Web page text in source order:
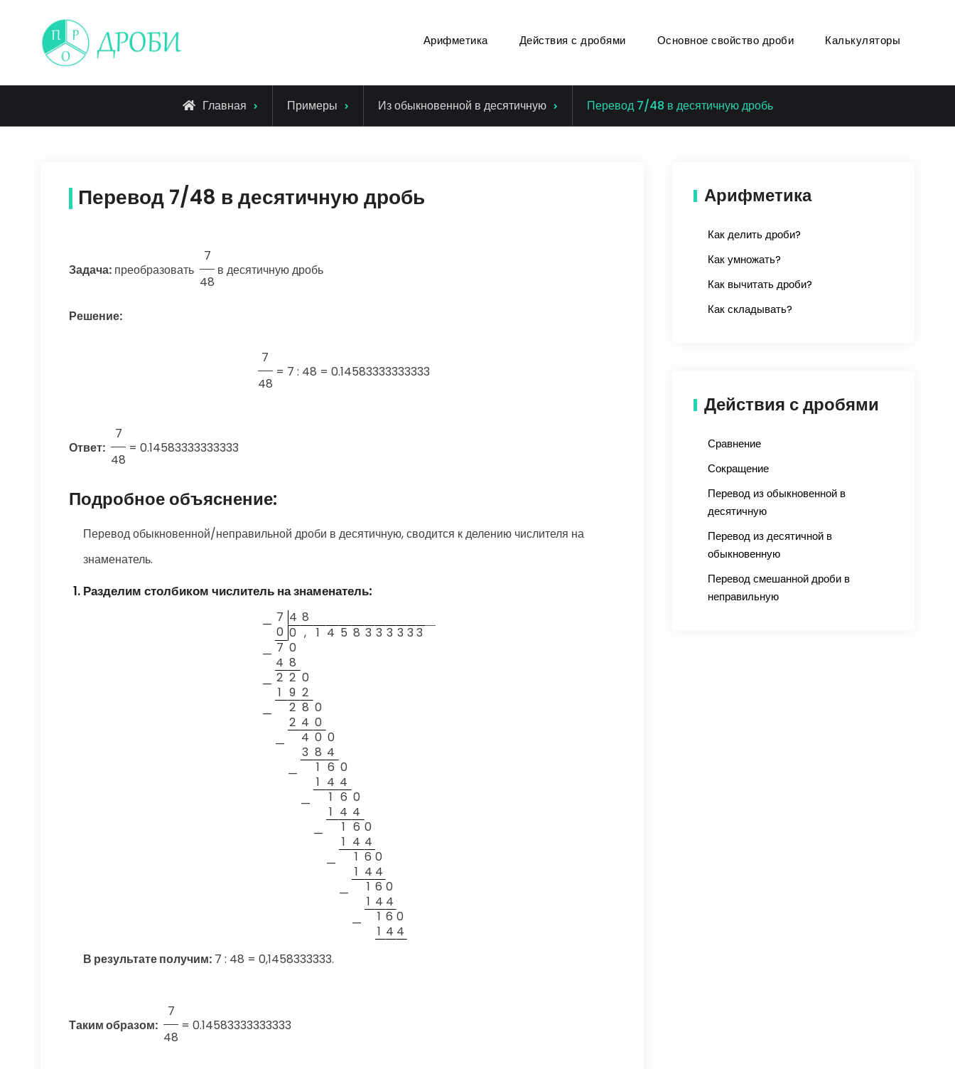
content
Арифметика Действия с дробями Основное свойство дроби Калькуляторы
Главная Примеры Из обыкновенной в десятичную Перевод 7/48 в десятичную дробь
Перевод 7/48 в десятичную дробь
Задача: преобразовать
7
48
в десятичную дробь
Решение:
7
48
= 7 : 48 = 0.14583333333333
Ответ:
7
48
= 0.14583333333333
Подробное объяснение:
Перевод обыкновенной/неправильной дроби в десятичную, сводится к делению числителя на
знаменатель.
Разделим столбиком числитель на знаменатель:
— 7 4 8
0 0 , 1 4 5 8 3 3 3 3 3 3
— 7 0
4 8
— 2 2 0
1 9 2
—
2 8 0
2 4 0
—
4 0 0
3 8 4
—
1 6 0
1 4 4
—
1 6 0
1 4 4
—
1 6 0
1 4 4
—
1 6 0
1 4 4
—
1 6 0
1 4 4
—
1 6 0
1 4 4
В результате получим: 7 : 48 = 0,1458333333.
Таким образом:
7
48
= 0.14583333333333
Арифметика
Как делить дроби?
Как умножать?
Как вычитать дроби?
Как складывать?
Действия с дробями
Сравнение
Сокращение
Перевод из обыкновенной в
десятичную
Перевод из десятичной в
обыкновенную
Перевод смешанной дроби в
неправильную